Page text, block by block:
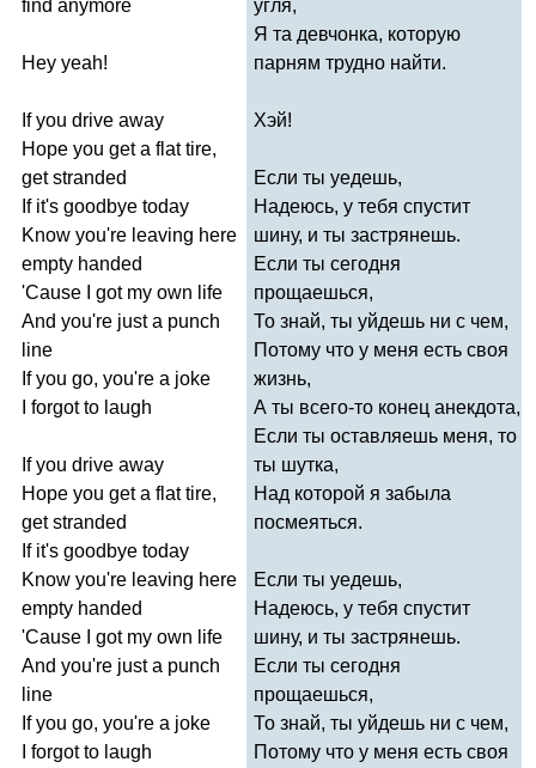
find anymore
Hey yeah!
If you drive away
Hope you get a flat tire,
get stranded
If it's goodbye today
Know you're leaving here
empty handed
'Cause got my own life
And you're just a punch
line
If you go, you're a joke
forgot to laugh
If you drive away
Hope you get a flat tire,
get stranded
If it's goodbye today
Know you're leaving here
empty handed
'Cause got my own life
And you're just a punch
line
If you go, you're a joke
forgot to laugh
угля,
Я та девчонка, которую
парням трудно найти.
Хэй!
Если ты уедешь,
Надеюсь, у тебя спустит
шину, и ты застрянешь.
Если ты сегодня
прощаешься,
То знай, ты уйдешь ни с чем,
Потому что у меня есть своя
жизнь,
А ты всего-то конец анекдота,
Если ты оставляешь меня, то
ты шутка,
Над которой я забыла
посмеяться.
Если ты уедешь,
Надеюсь, у тебя спустит
шину, и ты застрянешь.
Если ты сегодня
прощаешься,
То знай, ты уйдешь ни с чем,
Потому что у меня есть своя